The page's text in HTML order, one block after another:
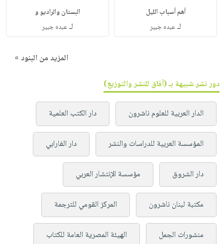
أهم أسباب الليل
لـعبده جبير
البستان والراديو و
لـعبده جبير
المزيد من البنود »
دور نشر شبيهة بـ (آفاق للنشر والتوزيع)
الدار العربية للعلوم ناشرون دار الكتب العلمية
المؤسسة العربية للدراسات والنشر دار الفارابي
دار الشروق مؤسسة الإنتشار العربي
مكتبة لبنان ناشرون المركز القومي للترجمة
منشورات الجمل الهيئة المصرية العامة للكتاب